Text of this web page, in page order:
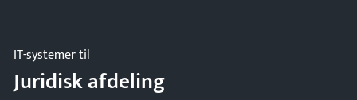
IT-systemer til
Juridisk afdeling